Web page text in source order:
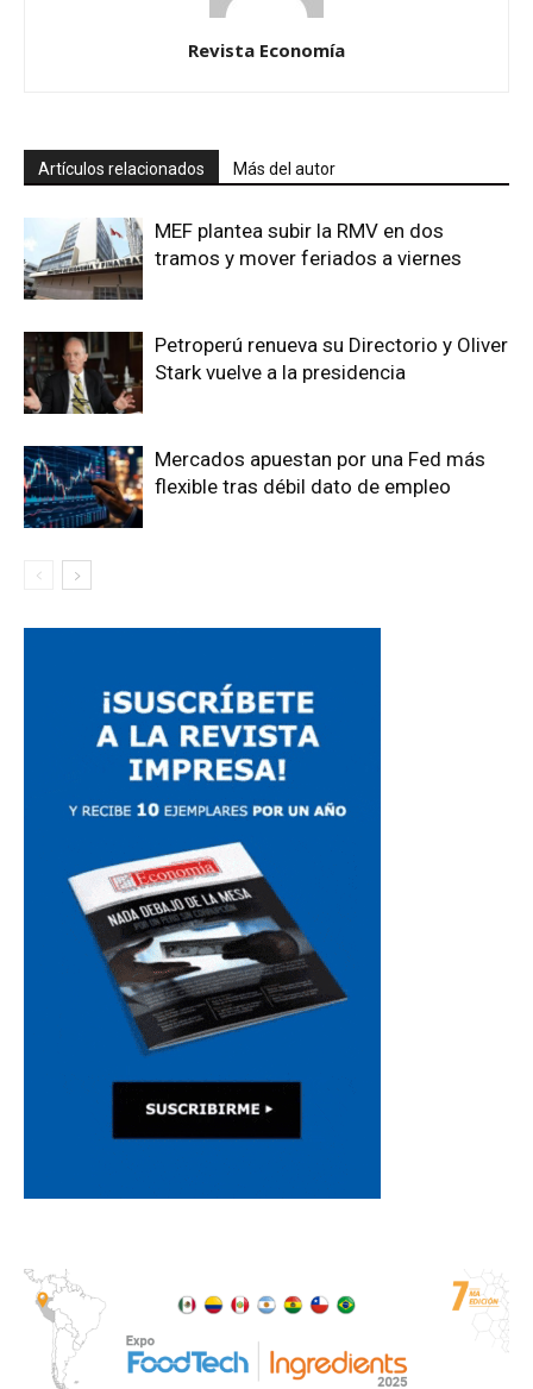
Revista Economía
Artículos relacionados Más del autor
MEF plantea subir la RMV en dos
tramos y mover feriados a viernes
Petroperú renueva su Directorio y Oliver
Stark vuelve a la presidencia
Mercados apuestan por una Fed más
flexible tras débil dato de empleo